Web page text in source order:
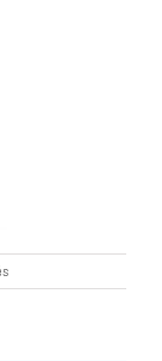
sur
Talis